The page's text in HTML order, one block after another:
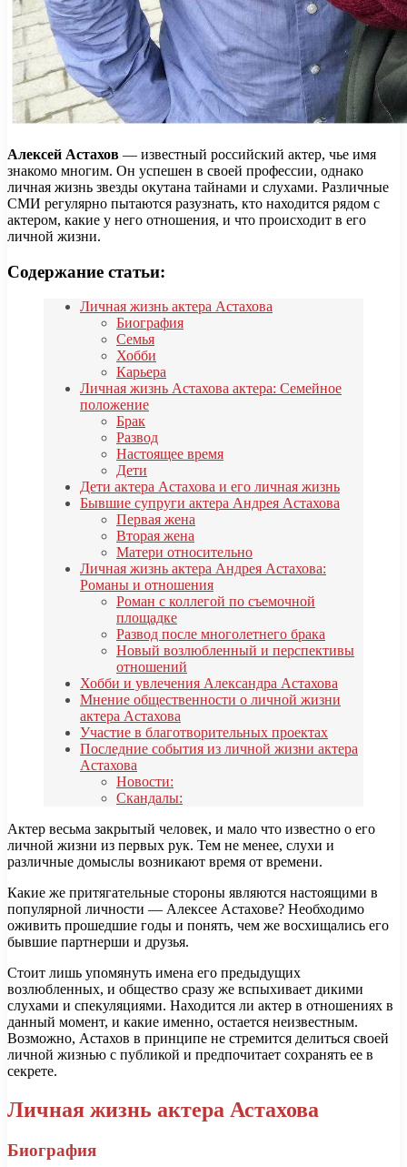
Алексей Астахов — известный российский актер, чье имя
знакомо многим. Он успешен в своей профессии, однако
личная жизнь звезды окутана тайнами и слухами. Различные
СМИ регулярно пытаются разузнать, кто находится рядом с
актером, какие у него отношения, и что происходит в его
личной жизни.
Содержание статьи:
Личная жизнь актера Астахова
Биография
Семья
Хобби
Карьера
Личная жизнь Астахова актера: Семейное
положение
Брак
Развод
Настоящее время
Дети
Дети актера Астахова и его личная жизнь
Бывшие супруги актера Андрея Астахова
Первая жена
Вторая жена
Матери относительно
Личная жизнь актера Андрея Астахова:
Романы и отношения
Роман с коллегой по съемочной
площадке
Развод после многолетнего брака
Новый возлюбленный и перспективы
отношений
Хобби и увлечения Александра Астахова
Мнение общественности о личной жизни
актера Астахова
Участие в благотворительных проектах
Последние события из личной жизни актера
Астахова
Новости:
Скандалы:
Актер весьма закрытый человек, и мало что известно о его
личной жизни из первых рук. Тем не менее, слухи и
различные домыслы возникают время от времени.
Какие же притягательные стороны являются настоящими в
популярной личности — Алексее Астахове? Необходимо
оживить прошедшие годы и понять, чем же восхищались его
бывшие партнерши и друзья.
Стоит лишь упомянуть имена его предыдущих
возлюбленных, и общество сразу же вспыхивает дикими
слухами и спекуляциями. Находится ли актер в отношениях в
данный момент, и какие именно, остается неизвестным.
Возможно, Астахов в принципе не стремится делиться своей
личной жизнью с публикой и предпочитает сохранять ее в
секрете.
Личная жизнь актера Астахова
Биография